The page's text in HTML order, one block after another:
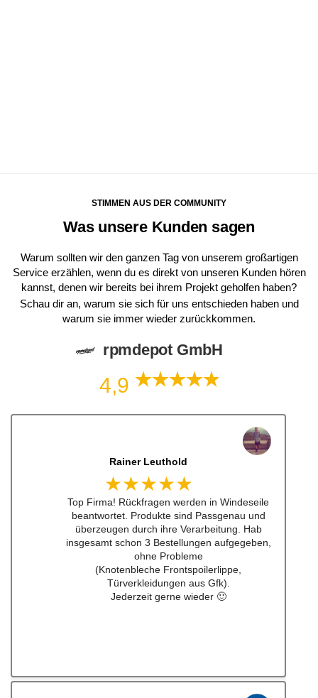
STIMMEN AUS DER COMMUNITY
Was unsere Kunden sagen
Warum sollten wir den ganzen Tag von unserem großartigen
Service erzählen, wenn du es direkt von unseren Kunden hören
kannst, denen wir bereits bei ihrem Projekt geholfen haben?
Schau dir an, warum sie sich für uns entschieden haben und
warum sie immer wieder zurückkommen.
rpmdepot GmbH
4,9
Dennis Lorenz (Inch)
★★★★★
Schneller Versandt, Top Qualität immerwieder
gerne bei euch #w201Commumity